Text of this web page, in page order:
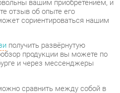
продукции вы можете по
и через мессенджеры
сравнить между собой в
руководителя Skyland
забрав его с
г. Екатеринбург. Полный
на странице